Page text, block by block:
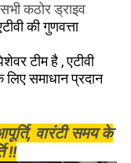
सभी कठोर ड्राइव
की गुणवत्ता
टीम है ,एटीवी
समाधान प्रदान
वारंटी समय के
!!